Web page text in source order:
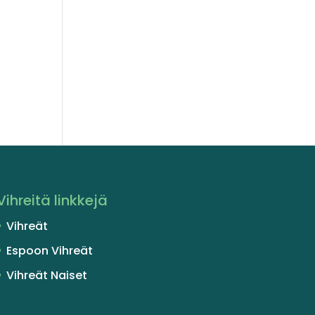
linkkejä
Vihreät
Espoon Vihreät
Vihreät Naiset